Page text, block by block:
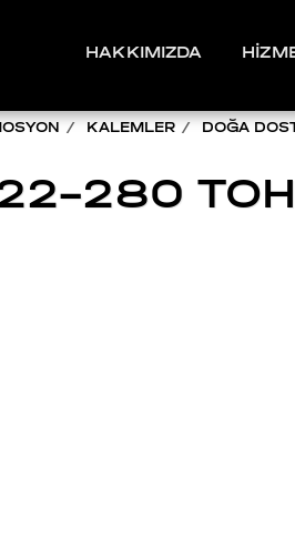
HAKKIMIZDA
KALEMLER DOĞA
280